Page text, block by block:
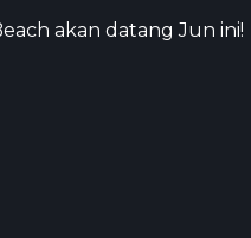
akan datang Jun ini!